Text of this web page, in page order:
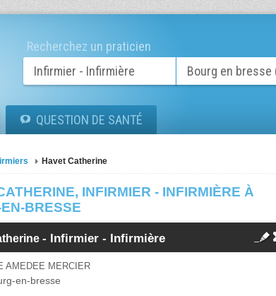
Recherchez un praticien
QUESTION DE SANTÉ
Havet Catherine
INFIRMIER - INFIRMIÈRE À
BRESSE
- Infirmier - Infirmière
AMEDEE MERCIER
en-bresse